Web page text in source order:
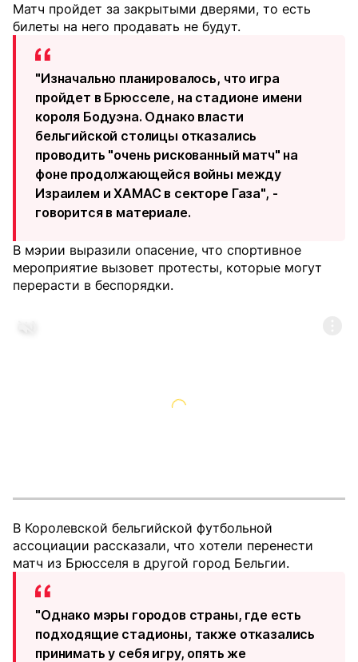
Матч пройдет за закрытыми дверями, то есть
билеты на него продавать не будут.
"Изначально планировалось, что игра
пройдет в Брюсселе, на стадионе имени
короля Бодуэна. Однако власти
бельгийской столицы отказались
проводить "очень рискованный матч" на
фоне продолжающейся войны между
Израилем и ХАМАС в секторе Газа", -
говорится в материале.
В мэрии выразили опасение, что спортивное
мероприятие вызовет протесты, которые могут
перерасти в беспорядки.
В Королевской бельгийской футбольной
ассоциации рассказали, что хотели перенести
матч из Брюсселя в другой город Бельгии.
"Однако мэры городов страны, где есть
подходящие стадионы, также отказались
принимать у себя игру, опять же